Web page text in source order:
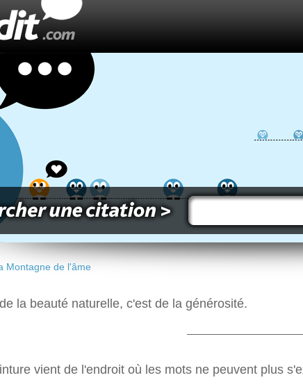
Montagne de l'âme
la beauté naturelle, c'est de la générosité.
vient de l'endroit où les mots ne peuvent plus